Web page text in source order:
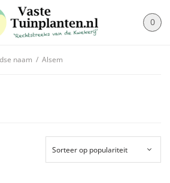
0
naam / Alsem